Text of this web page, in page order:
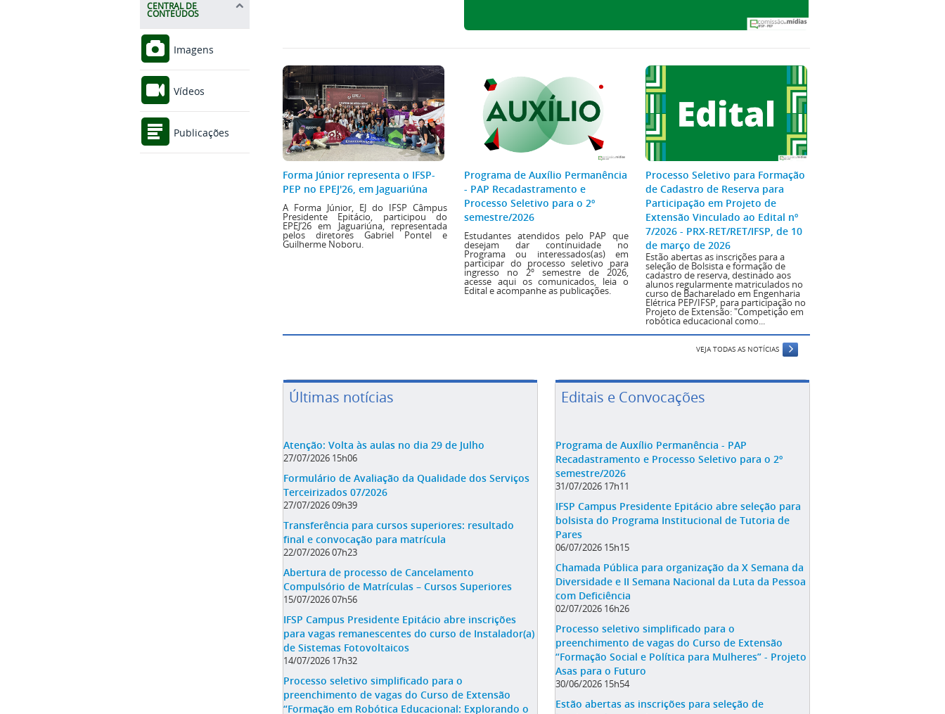
CENTRAL DE
CONTEÚDOS
Imagens
Vídeos
Publicações
Forma Júnior representa o IFSP-
PEP no EPEJ'26, em Jaguariúna
A Forma Júnior, EJ do IFSP Câmpus
Presidente Epitácio, participou do
EPEJ’26 em Jaguariúna, representada
pelos diretores Gabriel Pontel e
Guilherme Noboru.
Programa de Auxílio Permanência
- PAP Recadastramento e
Processo Seletivo para o 2º
semestre/2026
Estudantes atendidos pelo PAP que
desejam dar continuidade no
Programa ou interessados(as) em
participar do processo seletivo para
ingresso no 2º semestre de 2026,
acesse aqui os comunicados, leia o
Edital e acompanhe as publicações.
Processo Seletivo para Formação
de Cadastro de Reserva para
Participação em Projeto de
Extensão Vinculado ao Edital nº
7/2026 - PRX-RET/RET/IFSP, de 10
de março de 2026
Estão abertas as inscrições para a
seleção de Bolsista e formação de
cadastro de reserva, destinado aos
alunos regularmente matriculados no
curso de Bacharelado em Engenharia
Elétrica PEP/IFSP, para participação no
Projeto de Extensão: "Competição em
robótica educacional como...
VEJA TODAS AS NOTÍCIAS
Últimas notícias
Atenção: Volta às aulas no dia 29 de Julho
27/07/2026 15h06
Formulário de Avaliação da Qualidade dos Serviços
Terceirizados 07/2026
27/07/2026 09h39
Transferência para cursos superiores: resultado
final e convocação para matrícula
22/07/2026 07h23
Abertura de processo de Cancelamento
Compulsório de Matrículas – Cursos Superiores
15/07/2026 07h56
IFSP Campus Presidente Epitácio abre inscrições
para vagas remanescentes do curso de Instalador(a)
de Sistemas Fotovoltaicos
14/07/2026 17h32
Processo seletivo simplificado para o
preenchimento de vagas do Curso de Extensão
“Formação em Robótica Educacional: Explorando o
Editais e Convocações
Programa de Auxílio Permanência - PAP
Recadastramento e Processo Seletivo para o 2º
semestre/2026
31/07/2026 17h11
IFSP Campus Presidente Epitácio abre seleção para
bolsista do Programa Institucional de Tutoria de
Pares
06/07/2026 15h15
Chamada Pública para organização da X Semana da
Diversidade e II Semana Nacional da Luta da Pessoa
com Deficiência
02/07/2026 16h26
Processo seletivo simplificado para o
preenchimento de vagas do Curso de Extensão
“Formação Social e Política para Mulheres” - Projeto
Asas para o Futuro
30/06/2026 15h54
Estão abertas as inscrições para seleção de